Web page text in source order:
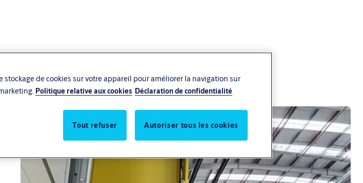
stockage de cookies sur votre appareil pour améliorer la navigation sur
Politique relative aux cookies Déclaration de confidentialité
Tout refuser Autoriser tous les cookies